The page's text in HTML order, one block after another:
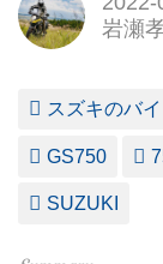
岩瀬
スズキのバ
GS750
SUZUKI